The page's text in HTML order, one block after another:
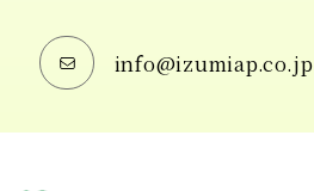
info@izumiap.co.jp